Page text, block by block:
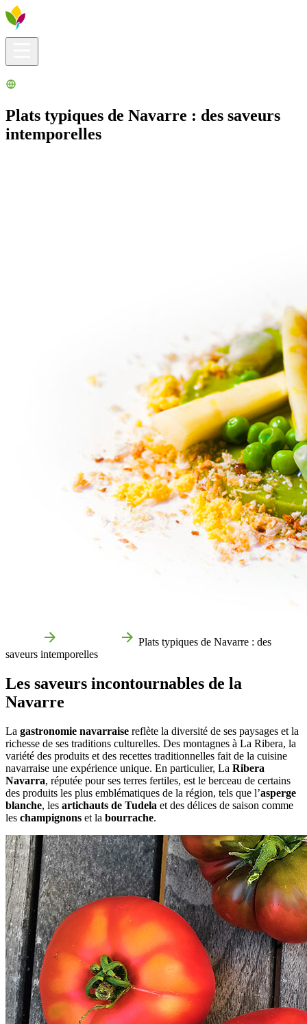
Plats typiques de Navarre : des saveurs
intemporelles
Plats typiques de Navarre : des
saveurs intemporelles
Les saveurs incontournables de la
Navarre
La gastronomie navarraise reflète la diversité de ses paysages et la
richesse de ses traditions culturelles. Des montagnes à La Ribera, la
variété des produits et des recettes traditionnelles fait de la cuisine
navarraise une expérience unique. En particulier, La Ribera
Navarra, réputée pour ses terres fertiles, est le berceau de certains
des produits les plus emblématiques de la région, tels que l’asperge
blanche, les artichauts de Tudela et des délices de saison comme
les champignons et la bourrache.